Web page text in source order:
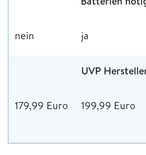
nein ja
UVP
179,99 Euro 199,99 Euro